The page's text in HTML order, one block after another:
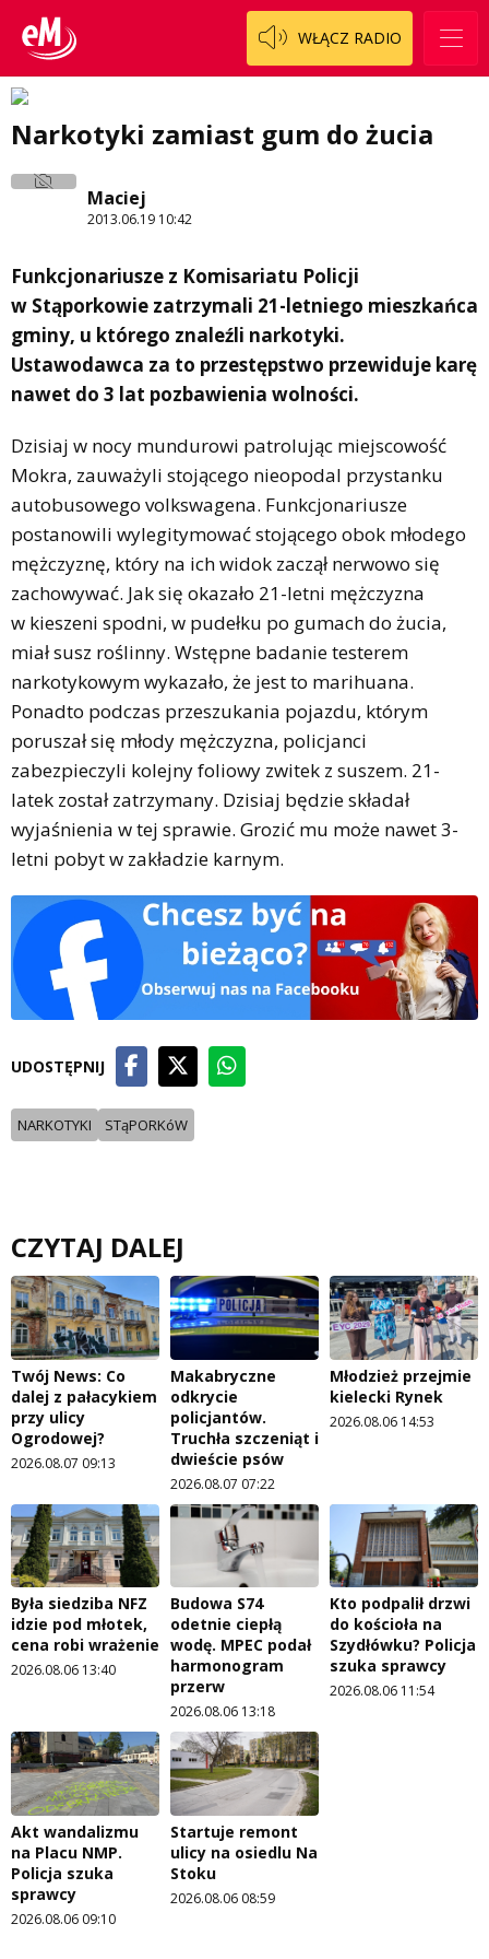
WŁĄCZ RADIO
Narkotyki zamiast gum do żucia
Maciej
2013.06.19 10:42
Funkcjonariusze z Komisariatu Policji
w Stąporkowie zatrzymali 21-letniego mieszkańca
gminy, u którego znaleźli narkotyki.
Ustawodawca za to przestępstwo przewiduje karę
nawet do 3 lat pozbawienia wolności.
Dzisiaj w nocy mundurowi patrolując miejscowość
Mokra, zauważyli stojącego nieopodal przystanku
autobusowego volkswagena. Funkcjonariusze
postanowili wylegitymować stojącego obok młodego
mężczyznę, który na ich widok zaczął nerwowo się
zachowywać. Jak się okazało 21-letni mężczyzna
w kieszeni spodni, w pudełku po gumach do żucia,
miał susz roślinny. Wstępne badanie testerem
narkotykowym wykazało, że jest to marihuana.
Ponadto podczas przeszukania pojazdu, którym
poruszał się młody mężczyzna, policjanci
zabezpieczyli kolejny foliowy zwitek z suszem. 21-
latek został zatrzymany. Dzisiaj będzie składał
wyjaśnienia w tej sprawie. Grozić mu może nawet 3-
letni pobyt w zakładzie karnym.
UDOSTĘPNIJ
NARKOTYKI STąPORKóW
CZYTAJ DALEJ
Twój News: Co
dalej z pałacykiem
przy ulicy
Ogrodowej?
2026.08.07 09:13
Makabryczne
odkrycie
policjantów.
Truchła szczeniąt i
dwieście psów
2026.08.07 07:22
Młodzież przejmie
kielecki Rynek
2026.08.06 14:53
Była siedziba NFZ
idzie pod młotek,
cena robi wrażenie
2026.08.06 13:40
Budowa S74
odetnie ciepłą
wodę. MPEC podał
harmonogram
przerw
2026.08.06 13:18
Kto podpalił drzwi
do kościoła na
Szydłówku? Policja
szuka sprawcy
2026.08.06 11:54
Akt wandalizmu
na Placu NMP.
Policja szuka
sprawcy
2026.08.06 09:10
Startuje remont
ulicy na osiedlu Na
Stoku
2026.08.06 08:59